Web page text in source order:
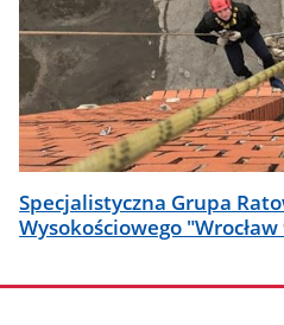
Specjalistyczna Grupa
Wysokościowego "Wrocław